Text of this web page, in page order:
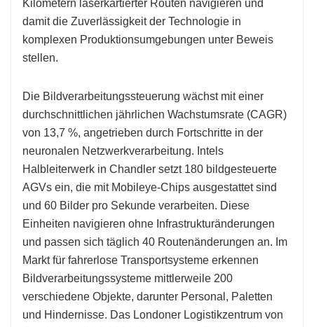
Kilometern laserkartierter Routen navigieren und
damit die Zuverlässigkeit der Technologie in
komplexen Produktionsumgebungen unter Beweis
stellen.
Die Bildverarbeitungssteuerung wächst mit einer
durchschnittlichen jährlichen Wachstumsrate (CAGR)
von 13,7 %, angetrieben durch Fortschritte in der
neuronalen Netzwerkverarbeitung. Intels
Halbleiterwerk in Chandler setzt 180 bildgesteuerte
AGVs ein, die mit Mobileye-Chips ausgestattet sind
und 60 Bilder pro Sekunde verarbeiten. Diese
Einheiten navigieren ohne Infrastrukturänderungen
und passen sich täglich 40 Routenänderungen an. Im
Markt für fahrerlose Transportsysteme erkennen
Bildverarbeitungssysteme mittlerweile 200
verschiedene Objekte, darunter Personal, Paletten
und Hindernisse. Das Londoner Logistikzentrum von